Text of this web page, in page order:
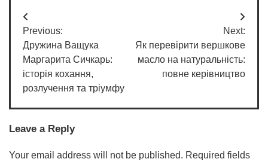
Post
navigation
Previous:
Дружина Ващука
Маргарита Сичкарь:
історія кохання,
розлучення та тріумфу
Next:
Як перевірити вершкове
масло на натуральність:
повне керівництво
Leave a Reply
Your email address will not be published. Required fields